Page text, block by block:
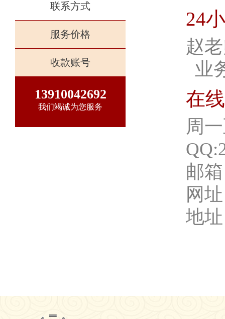
联系方式
服务价格
收款账号
13910042692
我们竭诚为您服务
24
赵
业务咨
在
周
邮箱：
网址：
地址：